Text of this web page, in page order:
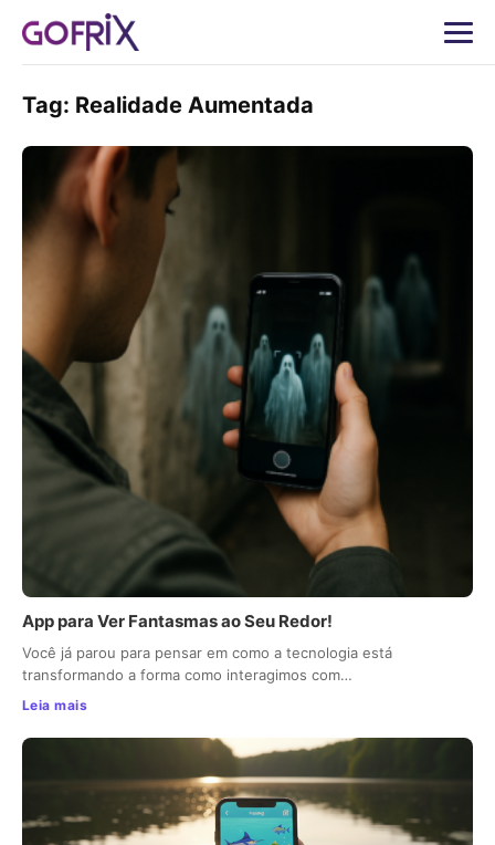
Tag: Realidade Aumentada
App para Ver Fantasmas ao Seu Redor!
Você já parou para pensar em como a tecnologia está
transformando a forma como interagimos com…
Leia mais